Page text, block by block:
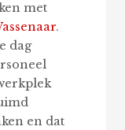
met
.
dag
en dat